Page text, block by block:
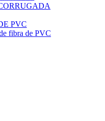
PVC
fibra de PVC